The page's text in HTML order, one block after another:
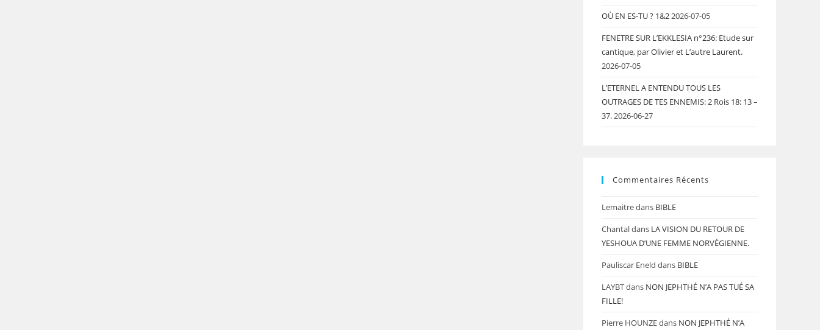
OÙ EN ES-TU ? 1&22026-07-05
FENETRE SUR L’EKKLESIA n°236: Etude sur
cantique, par Olivier et L’autre Laurent.
2026-07-05
L’ETERNEL A ENTENDU TOUS LES
OUTRAGES DE TES ENNEMIS: 2 Rois 18: 13 –
37.2026-06-27
Commentaires Récents
Lemaitredans BIBLE
Chantaldans LA VISION DU RETOUR DE
YESHOUA D’UNE FEMME NORVÉGIENNE.
Pauliscar Eneld dans BIBLE
LAYBTdans NON JEPHTHÉ N’A PAS TUÉ SA
FILLE!
Pierre HOUNZEdans NON JEPHTHÉ N’A